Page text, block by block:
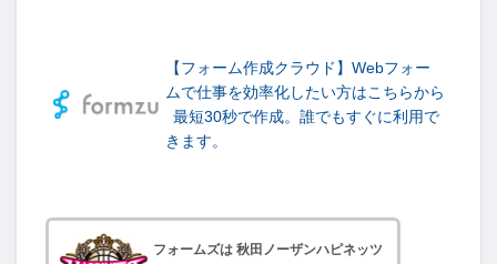
【フォーム作成クラウド】Webフォー
ムで仕事を効率化したい方はこちらから
最短30秒で作成。誰でもすぐに利用で
きます。
フォームズは 秋田ノーザンハピネッツ